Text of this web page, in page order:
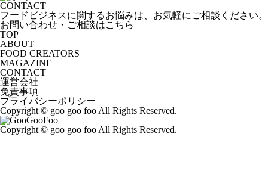
CONTACT
フードビジネスに関するお悩みは、お気軽にご相談ください。
お問い合わせ・ご相談はこちら
TOP
ABOUT
FOOD CREATORS
MAGAZINE
CONTACT
運営会社
免責事項
プライバシーポリシー
Copyright © goo goo foo All Rights Reserved.
Copyright © goo goo foo All Rights Reserved.